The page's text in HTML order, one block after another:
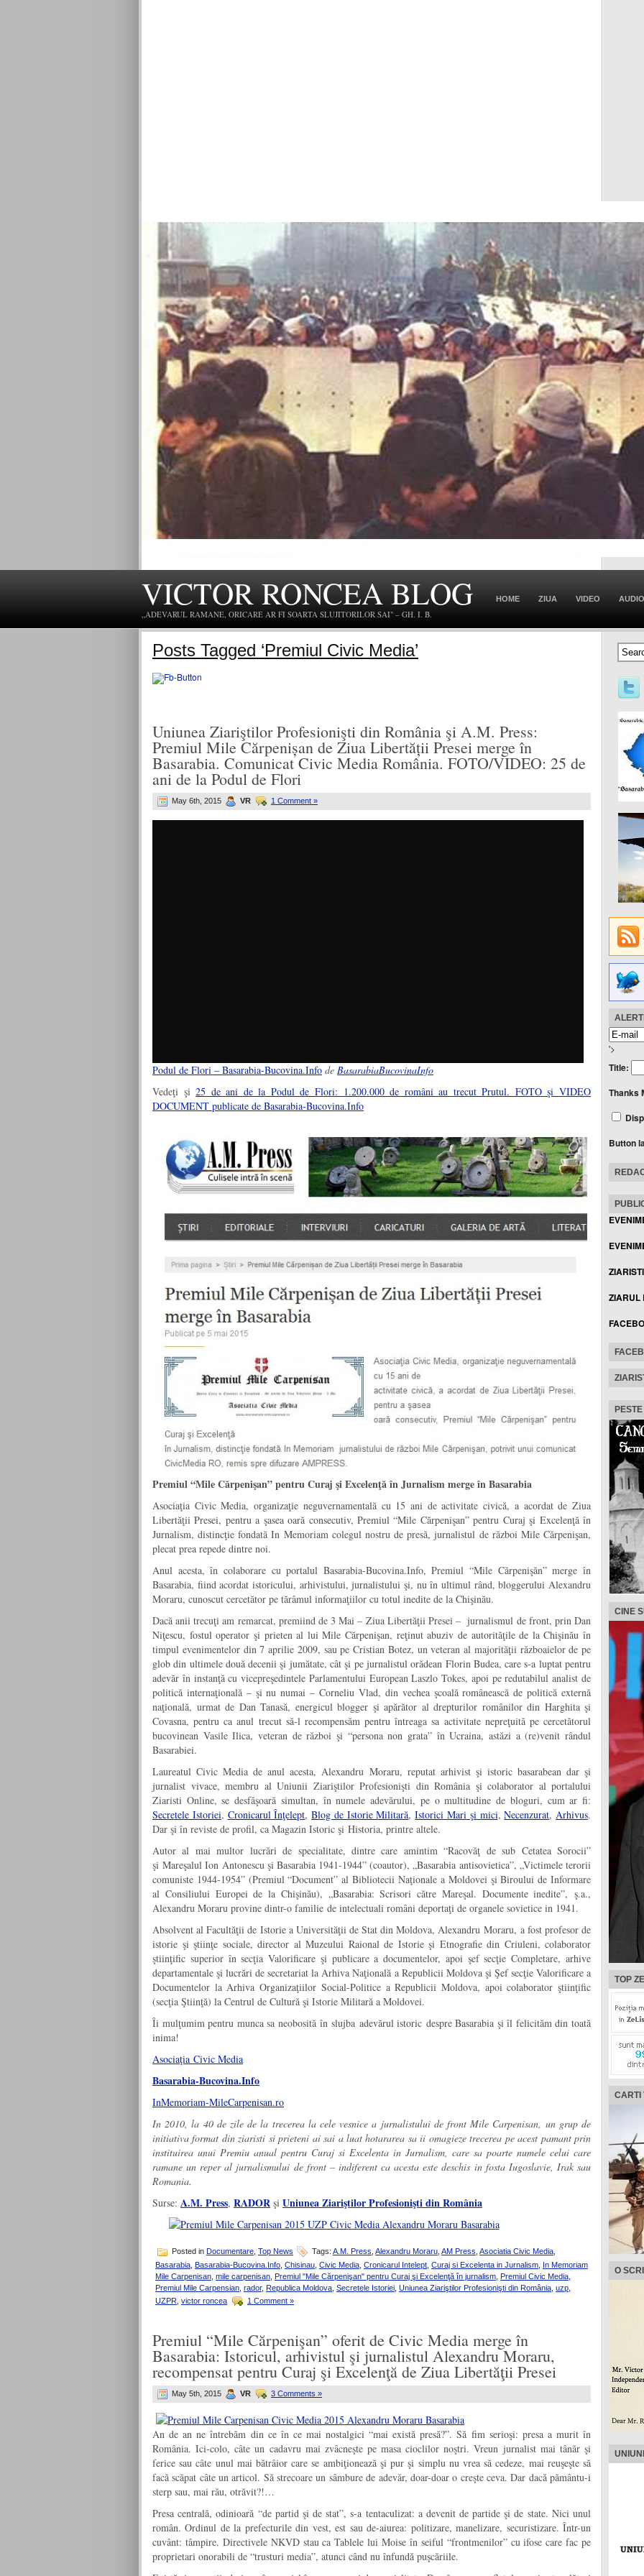
VICTOR RONCEA BLOG
„ADEVARUL RAMANE, ORICARE AR FI SOARTA SLUJITORILOR SAI" – GH. I. B.
HOME ZIUA VIDEO AUDIO
Posts Tagged ‘Premiul Civic Media’
Uniunea Ziariştilor Profesionişti din România şi A.M. Press:
Premiul Mile Cărpenișan de Ziua Libertății Presei merge în
Basarabia. Comunicat Civic Media România. FOTO/VIDEO: 25 de
ani de la Podul de Flori
May 6th, 2015 VR 1 Comment »
Podul de Flori – Basarabia-Bucovina.Info de BasarabiaBucovinaInfo
Vedeţi şi25 de ani de la Podul de Flori: 1.200.000 de români au trecut Prutul. FOTO şi VIDEO
DOCUMENT publicate de Basarabia-Bucovina.Info
Premiul “Mile Cărpenişan” pentru Curaj şi Excelenţă în Jurnalism merge în Basarabia
Asociaţia Civic Media, organizaţie neguvernamentală cu 15 ani de activitate civică, a acordat de Ziua
Libertăţii Presei, pentru a şasea oară consecutiv, Premiul “Mile Cărpenişan” pentru Curaj şi Excelenţă în
Jurnalism, distincţie fondată In Memoriam colegul nostru de presă, jurnalistul de război Mile Cărpenişan,
plecat prea repede dintre noi.
Anul acesta, în colaborare cu portalul Basarabia-Bucovina.Info, Premiul “Mile Cărpenişăn” merge în
Basarabia, fiind acordat istoricului, arhivistului, jurnalistului şi, nu în ultimul rând, bloggerului Alexandru
Moraru, cunoscut cercetător pe tărâmul informaţiilor cu totul inedite de la Chişinău.
Dacă anii trecuţi am remarcat, premiind de 3 Mai – Ziua Libertăţii Presei – jurnalismul de front, prin Dan
Niţescu, fostul operator şi prieten al lui Mile Cărpenişan, reţinut abuziv de autorităţile de la Chişinău în
timpul evenimentelor din 7 aprilie 2009, sau pe Cristian Botez, un veteran al majorităţii războaielor de pe
glob din ultimele două decenii şi jumătate, cât şi pe jurnalistul orădean Florin Budea, care s-a luptat pentru
adevăr în instanţă cu vicepreşedintele Parlamentului European Laszlo Tokes, apoi pe redutabilul analist de
politică internaţională – şi nu numai – Corneliu Vlad, din vechea şcoală românească de politică externă
naţională, urmat de Dan Tanasă, energicul blogger şi apărător al drepturilor românilor din Harghita şi
Covasna, pentru ca anul trecut să-l recompensăm pentru întreaga sa activitate nepreţuită pe cercetătorul
bucovinean Vasile Ilica, veteran de război şi “persona non grata” în Ucraina, astăzi a (re)venit rândul
Basarabiei.
Laureatul Civic Media de anul acesta, Alexandru Moraru, reputat arhivist şi istoric basarabean dar şi
jurnalist vivace, membru al Uniunii Ziariştilor Profesionişti din România şi colaborator al portalului
Ziaristi Online, se desfăşoară simultan, în numele adevărului, pe o multitudine de bloguri, cum ar fi:
Secretele Istoriei, Cronicarul Înţelept,Blog de Istorie Militară,Istorici Mari şi mici,Necenzurat, Arhivus.
Dar şi în reviste de profil, ca Magazin Istoric şi Historia, printre altele.
Autor al mai multor lucrări de specialitate, dintre care amintim “Racovăţ de sub Cetatea Sorocii”
şi Mareşalul Ion Antonescu şi Basarabia 1941-1944” (coautor), „Basarabia antisovietica”, „Victimele terorii
comuniste 1944-1954” (Premiul “Document” al Bibliotecii Naţionale a Moldovei şi Biroului de Informare
al Consiliului Europei de la Chişinău), „Basarabia: Scrisori către Mareşal. Documente inedite”, ş.a.,
Alexandru Moraru provine dintr-o familie de intelectuali români deportaţi de organele sovietice in 1941.
Absolvent al Facultăţii de Istorie a Universităţii de Stat din Moldova, Alexandru Moraru, a fost profesor de
istorie şi ştiinţe sociale, director al Muzeului Raional de Istorie şi Etnografie din Criuleni, colaborator
ştiinţific superior în secţia Valorificare şi publicare a documentelor, apoi şef secţie Completare, arhive
departamentale şi lucrări de secretariat la Arhiva Naţională a Republicii Moldova şi Şef secţie Valorificare a
Documentelor la Arhiva Organizaţiilor Social-Politice a Republicii Moldova, apoi colaborator ştiinţific
(secţia Ştiinţă) la Centrul de Cultură şi Istorie Militară a Moldovei.
Îi mulţumim pentru munca sa neobosită în slujba adevărul istoric despre Basarabia şi îl felicităm din toată
inima!
Asociaţia Civic Media
Basarabia-Bucovina.Info
InMemoriam-MileCarpenisan.ro
In 2010, la 40 de zile de la trecerea la cele vesnice a jurnalistului de front Mile Carpenisan, un grup de
initiativa format din ziaristi si prieteni ai sai a luat hotararea sa ii omagieze trecerea pe acest pamant prin
instituirea unui Premiu anual pentru Curaj si Excelenta in Jurnalism, care sa poarte numele celui care
ramane un reper al jurnalismului de front – indiferent ca acesta este deschis in fosta Iugoslavie, Irak sau
Romania.
Surse: A.M. Press, RADOR şi Uniunea Ziariştilor Profesionişti din România
Posted in Documentare Top News Tags: A.M. Press Alexandru Moraru AM Press Asociatia Civic Media
Basarabia Basarabia-Bucovina.Info Chisinau Civic Media Cronicarul Intelept Curaj si Excelenta in Jurnalism In Memoriam
Mile Carpenisan mile carpenisan Premiul "Mile Cărpenişan" pentru Curaj şi Excelenţă în jurnalism Premiul Civic Media
Premiul Mile Carpensian rador, Republica Moldova Secretele Istoriei Uniunea Ziariştilor Profesionişti din România uzp
UZPR victor roncea 1 Comment »
Premiul “Mile Cărpenişan” oferit de Civic Media merge în
Basarabia: Istoricul, arhivistul şi jurnalistul Alexandru Moraru,
recompensat pentru Curaj şi Excelenţă de Ziua Libertăţii Presei
May 5th, 2015 VR 3 Comments »
An de an ne întrebăm din ce în ce mai nostalgici “mai există presă?”. Să fim serioşi: presa a murit în
România. Ici-colo, câte un cadavru mai zvâcneşte pe masa cioclilor noştri. Vreun jurnalist mai tânăr şi
ferice sau câte unul mai bătrâior care se ambiţionează şi pur şi simplu nu vrea să cedeze, mai reuşeşte să
facă scăpat câte un articol. Să strecoare un sâmbure de adevăr, doar-doar o creşte ceva. Dar dacă pământu-i
sterp sau, mai rău, otrăvit?!…
Presa centrală, odinioară “de partid şi de stat”, s-a tentaculizat: a devenit de partide şi de state. Nici unul
român. Ordinul de la prefecturile din vest, est sau de-aiurea: politizare, manelizare, securistizare. Într-un
cuvânt: tâmpire. Directivele NKVD stau ca Tablele lui Moise în seiful “frontmenilor” cu ifose care fac pe
proprietari onorabili de “trusturi media”, atunci când nu înfundă puşcăriile.
'>
Title:
Thanks
Button
ZIARUL
CINE
TOP
CARTI
O